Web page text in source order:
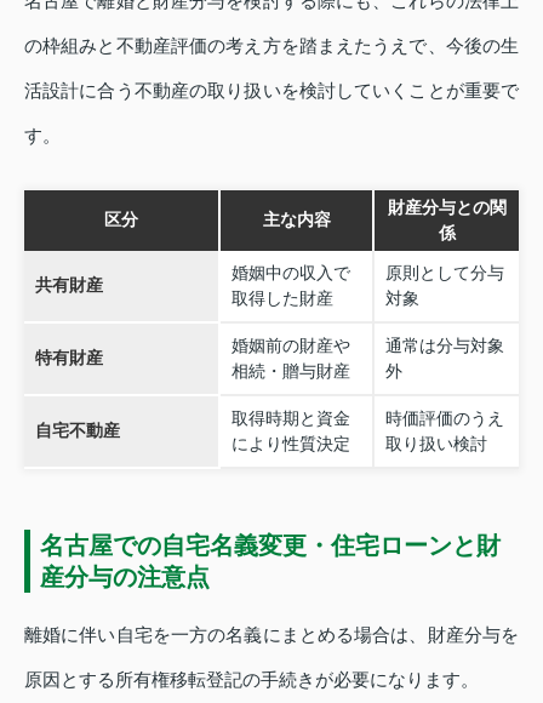
の枠組みと不動産評価の考え方を踏まえたうえで、今後の生
活設計に合う不動産の取り扱いを検討していくことが重要で
す。
区分 主な内容
財産分与との関
係
共有財産
婚姻中の収入で
取得した財産
原則として分与
対象
特有財産
婚姻前の財産や
相続・贈与財産
通常は分与対象
外
自宅不動産
取得時期と資金
により性質決定
時価評価のうえ
取り扱い検討
名古屋での自宅名義変更・住宅ローンと財
産分与の注意点
離婚に伴い自宅を一方の名義にまとめる場合は、財産分与を
原因とする所有権移転登記の手続きが必要になります。